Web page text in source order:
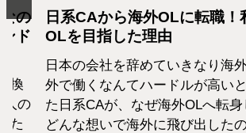
の
ド
換
人の
た
日系CAから海外OLに転職！
OLを目指した理由
日本の会社を辞めていきなり海
外で働くなんてハードルが高い
た日系CAが、なぜ海外OLへ転身
どんな想いで海外に飛び出した